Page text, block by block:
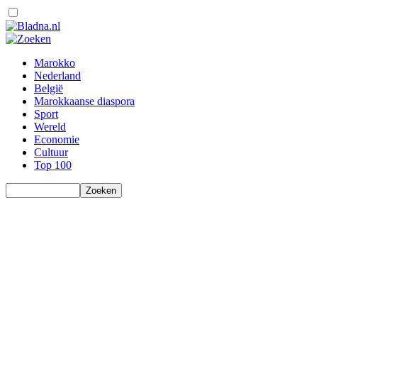
Marokko
Nederland
België
Marokkaanse diaspora
Sport
Wereld
Economie
Cultuur
Top 100